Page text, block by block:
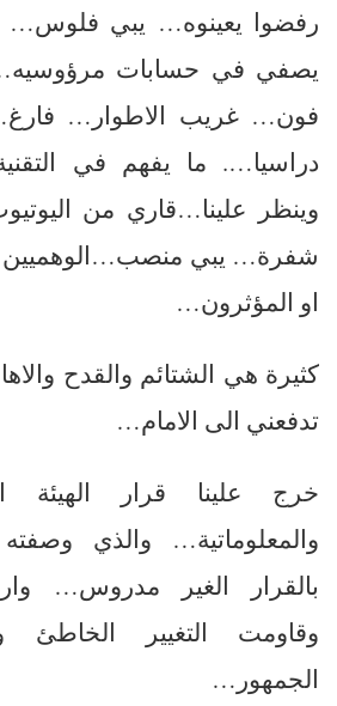
رفضوا يعينوه… يبي
يصفي في حسابات
فون… غريب الاطوار…
دراسيا…. ما يفهم في
وينظر علينا…قاري من
شفرة… يبي منصب…الوهميين
او المؤثرون…
كثيرة هي الشتائم والقدح
تدفعني الى الامام…
خرج علينا قرار الهيئة
والمعلوماتية… والذي
بالقرار الغير مدروس…
وقاومت التغيير الخاطئ
الجمهور…